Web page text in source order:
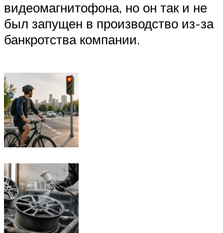
видеомагнитофона, но он так и не
был запущен в производство из-за
банкротства компании.